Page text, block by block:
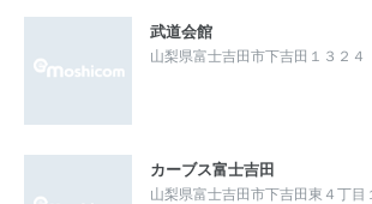
武道会館
山梨県富士吉田市下吉田１３２４
カーブス富士吉田
山梨県富士吉田市下吉田東４丁目